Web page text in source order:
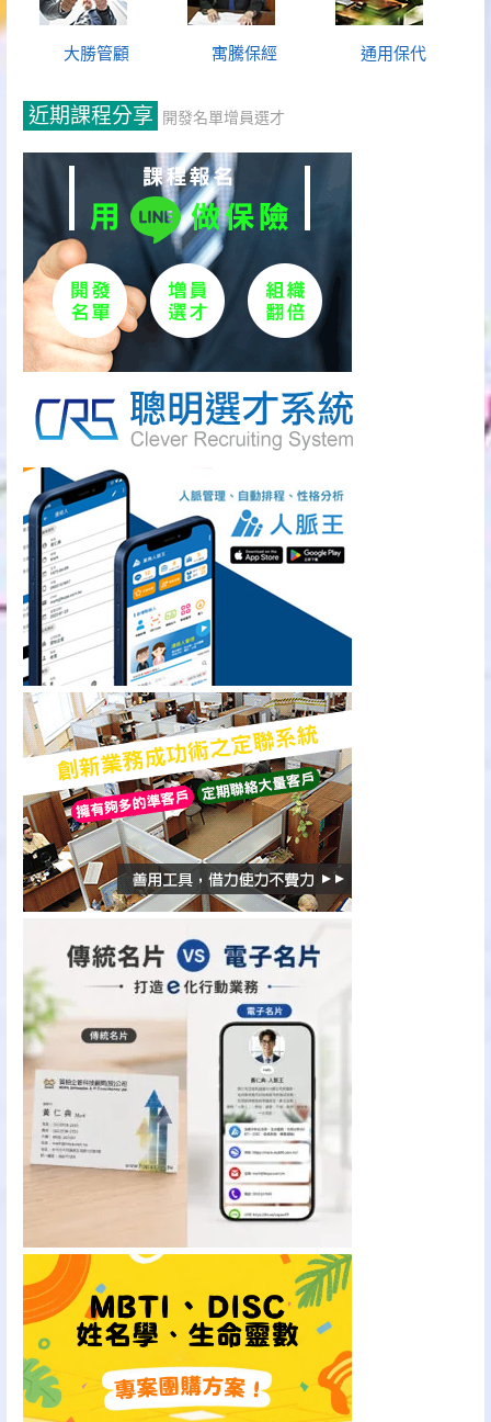
大勝管顧 寓騰保經 通用保代
近期課程分享 開發名單增員選才